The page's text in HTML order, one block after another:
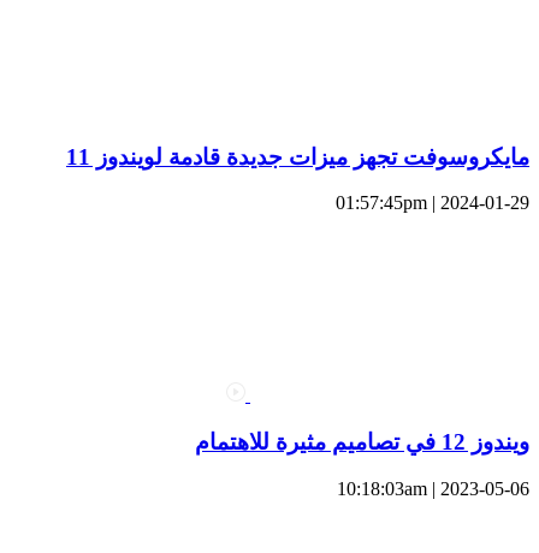
مايكروسوفت تجهز ميزات جديدة قادمة لويندوز 11
2024-01-29 | 01:57:45pm
ويندوز 12 في تصاميم مثيرة للاهتمام
2023-05-06 | 10:18:03am